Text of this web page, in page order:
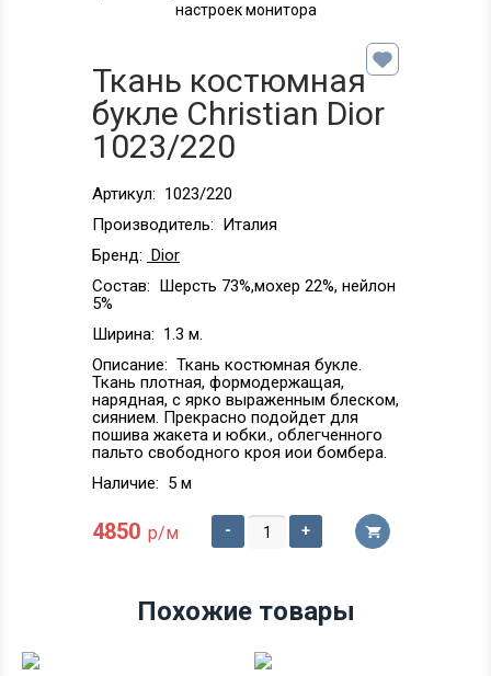
настроек монитора
Ткань костюмная
букле Christian Dior
1023/220
Артикул: 1023/220
Производитель: Италия
Бренд: Dior
Состав: Шерсть 73%,мохер 22%, нейлон
5%
Ширина: 1.3 м.
Описание: Ткань костюмная букле.
Ткань плотная, формодержащая,
нарядная, с ярко выраженным блеском,
сиянием. Прекрасно подойдет для
пошива жакета и юбки., облегченного
пальто свободного кроя иои бомбера.
Наличие: 5 м
4850 р/м - +
Похожие товары